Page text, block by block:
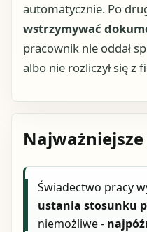
automatycznie. Po
wstrzymywać
pracownik nie oddał
albo nie rozliczył się z
Świadectwo pracy
ustania stosunku
niemożliwe -